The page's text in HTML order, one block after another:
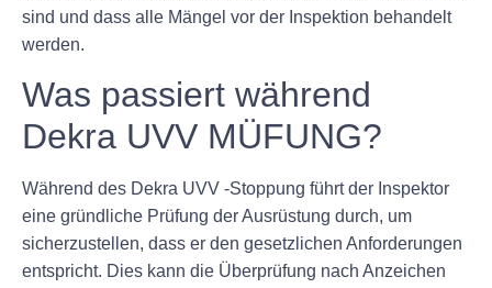
sind und dass alle Mängel vor der Inspektion behandelt
werden.
Was passiert während
Dekra UVV MÜFUNG?
Während des Dekra UVV -Stoppung führt der Inspektor
eine gründliche Prüfung der Ausrüstung durch, um
sicherzustellen, dass er den gesetzlichen Anforderungen
entspricht. Dies kann die Überprüfung nach Anzeichen